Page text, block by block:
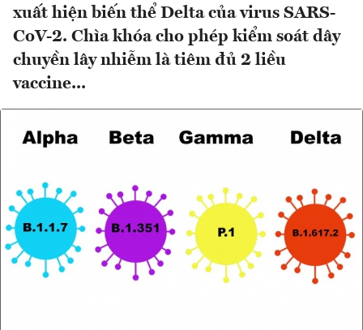
xuất hiện biến thể Delta của virus SARS-
CoV-2. Chìa khóa cho phép kiểm soát dây
chuyền lây nhiễm là tiêm đủ 2 liều
vaccine...